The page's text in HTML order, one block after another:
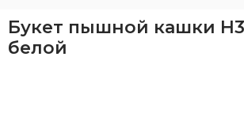
Букет пышной кашки
белой